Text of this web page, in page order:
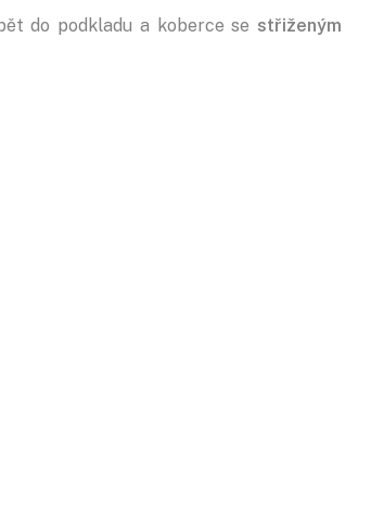
do podkladu a koberce se střiženým